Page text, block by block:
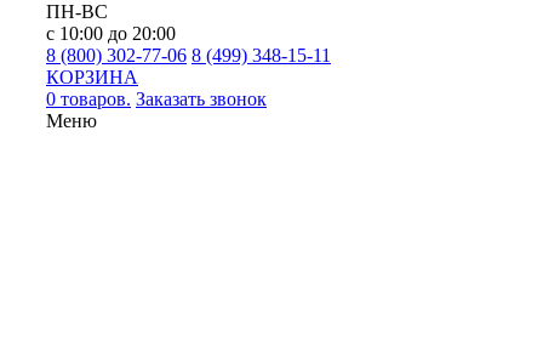
ПН-ВС
с 10:00 до 20:00
8 (800) 302-77-06 8 (499) 348-15-11
КОРЗИНА
0 товаров. Заказать звонок
Меню